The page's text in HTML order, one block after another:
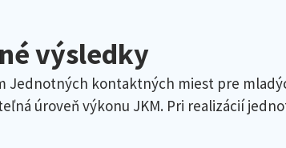
výsledky
kontaktných miest pre
úroveň výkonu JKM. Pri realizácií